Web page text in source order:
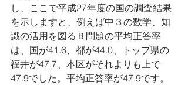
し、ここで平成27年度の国の調査結果
を示しますと、例えば中３の数学、知
識の活用を図るＢ問題の平均正答率
は、国が41.6、都が44.0、トップ県の
福井が47.7、本区がそれよりも上で
47.9でした。平均正答率が47.9です。